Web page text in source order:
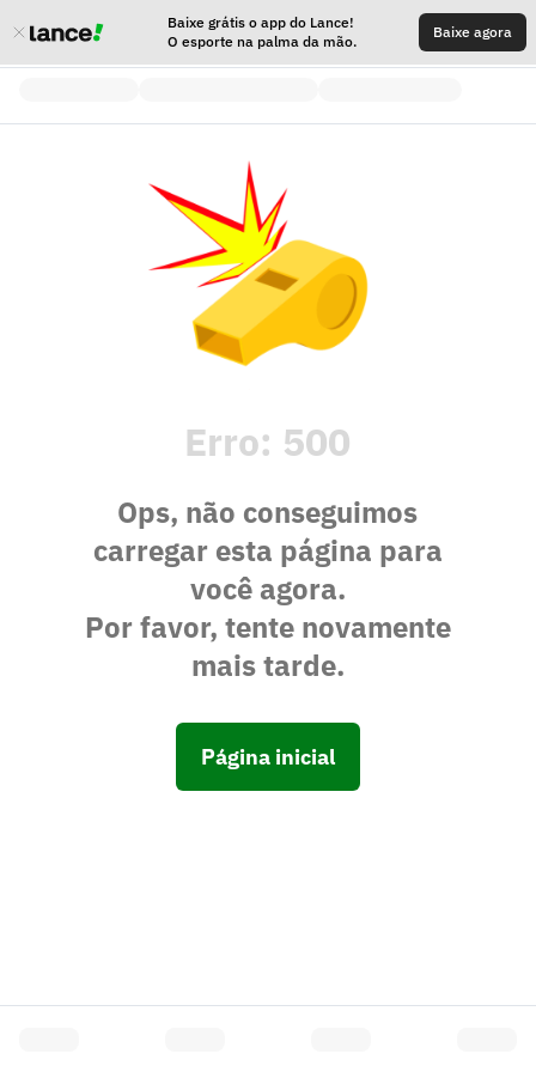
Baixe grátis o app do Lance!
O esporte na palma da mão.
Baixe agora
Erro: 500
Ops, não conseguimos
carregar esta página para
você agora.
Por favor, tente novamente
mais tarde.
Página inicial